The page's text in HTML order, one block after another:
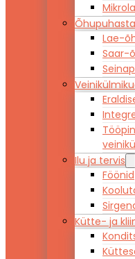
Lae-
Saar-
Ilu ja tervis
Föönid
Kütte- ja